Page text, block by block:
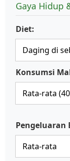
Gaya Hidup
Diet:
Konsumsi
Pengeluaran